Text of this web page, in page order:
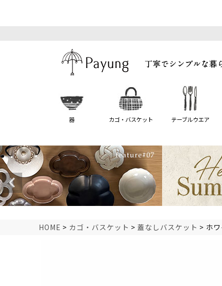
器 カゴ・バスケット テーブルウエア
HOME カゴ・バスケット 蓋なしバスケット ホ